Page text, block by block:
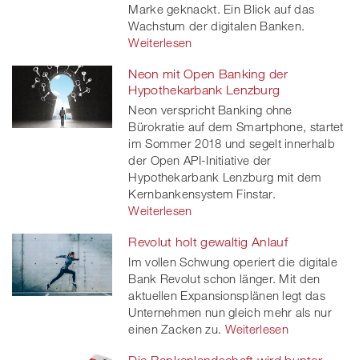
Marke geknackt. Ein Blick auf das
Wachstum der digitalen Banken.
Weiterlesen
Neon mit Open Banking der
Hypothekarbank Lenzburg
Neon verspricht Banking ohne
Bürokratie auf dem Smartphone, startet
im Sommer 2018 und segelt innerhalb
der Open API-Initiative der
Hypothekarbank Lenzburg mit dem
Kernbankensystem Finstar.
Weiterlesen
Revolut holt gewaltig Anlauf
Im vollen Schwung operiert die digitale
Bank Revolut schon länger. Mit den
aktuellen Expansionsplänen legt das
Unternehmen nun gleich mehr als nur
einen Zacken zu. Weiterlesen